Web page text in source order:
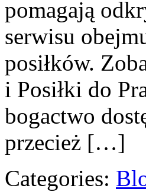
pomagają
serwisu
posiłków.
i Posiłki do
bogactwo
przecież […]
Categories: